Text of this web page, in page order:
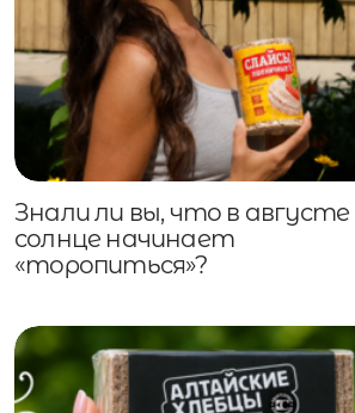
Знали ли вы, что в августе
солнце начинает
«торопиться»?